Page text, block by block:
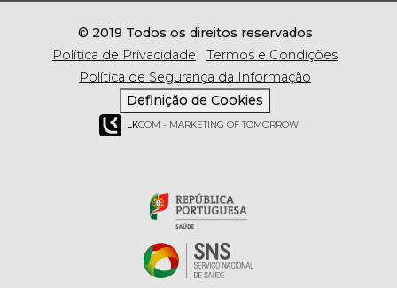
© 2019 Todos os direitos reservados
Política de Privacidade
Termos e Condições
Política de Segurança da Informação
Definição de Cookies
LKCOM - MARKETING OF TOMORROW